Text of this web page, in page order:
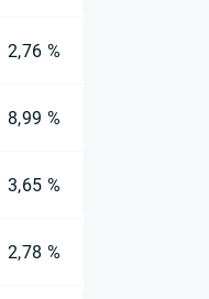
2,76 %
8,99 %
3,65 %
2,78 %